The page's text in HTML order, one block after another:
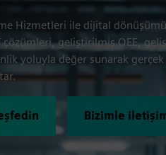
Hizmetleri ile dijital
geliştirilmiş OEE,
yoluyla değer sunarak
Bizimle